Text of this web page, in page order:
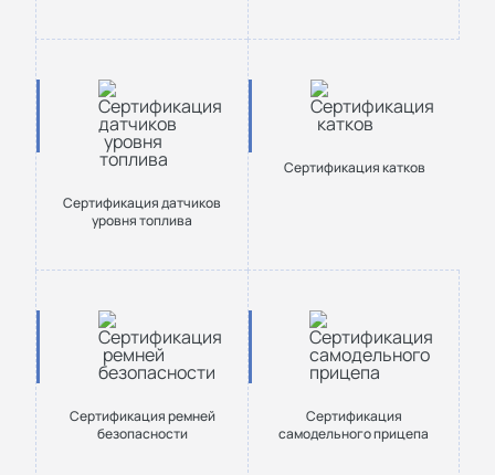
Сертификация датчиков
уровня топлива
Сертификация катков
Сертификация ремней
безопасности
Сертификация
самодельного прицепа